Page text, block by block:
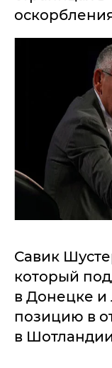
Савик
который
в Донецке и
позицию в
в